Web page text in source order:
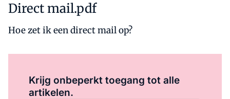
Direct mail.pdf
Hoe zet ik een direct mail op?
Krijg onbeperkt toegang tot alle
artikelen.